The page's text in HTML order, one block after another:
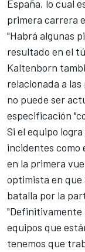
España, lo cual
primera carrera
"Habrá algunas
resultado en el
Kaltenborn
relacionada a
no puede ser
especificación
Si el equipo
incidentes como
en la primera
optimista en que
batalla por la
"Definitivamente
equipos que
tenemos que